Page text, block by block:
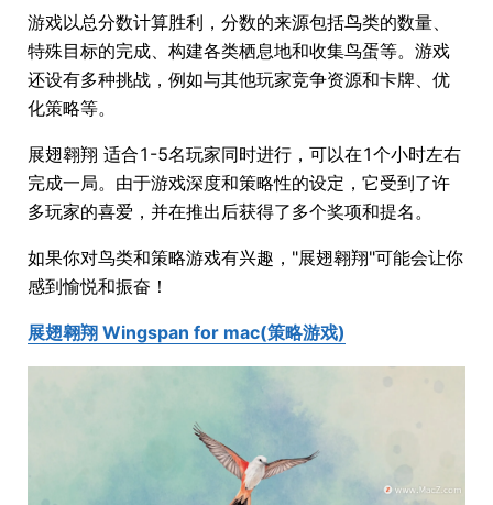
游戏以总分数计算胜利，分数的来源包括鸟类的数量、
特殊目标的完成、构建各类栖息地和收集鸟蛋等。游戏
还设有多种挑战，例如与其他玩家竞争资源和卡牌、优
化策略等。
展翅翱翔 适合1-5名玩家同时进行，可以在1个小时左右
完成一局。由于游戏深度和策略性的设定，它受到了许
多玩家的喜爱，并在推出后获得了多个奖项和提名。
如果你对鸟类和策略游戏有兴趣，"展翅翱翔"可能会让你
感到愉悦和振奋！
展翅翱翔 Wingspan for mac(策略游戏)